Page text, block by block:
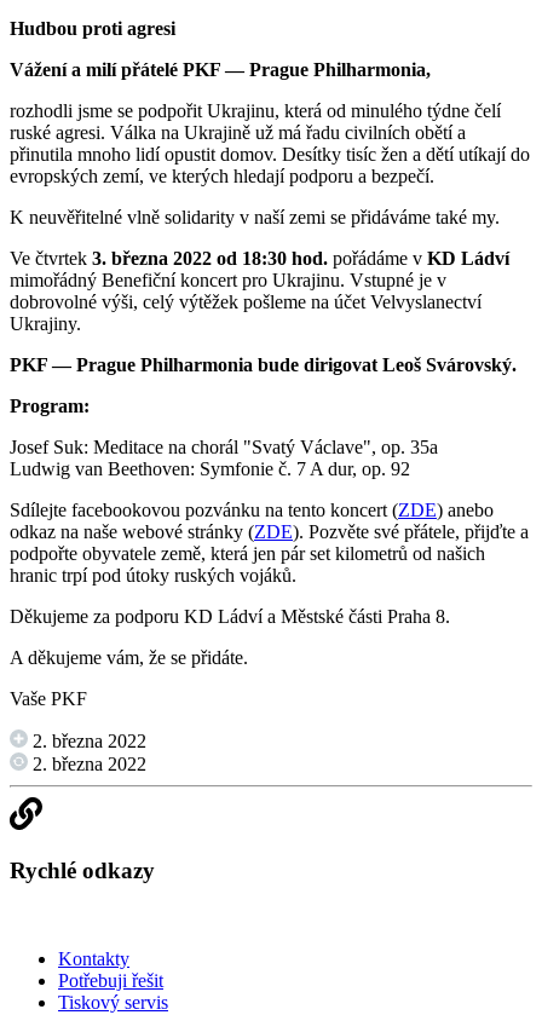
Hudbou proti agresi
Vážení a milí přátelé PKF — Prague Philharmonia,
rozhodli jsme se podpořit Ukrajinu, která od minulého týdne čelí
ruské agresi. Válka na Ukrajině už má řadu civilních obětí a
přinutila mnoho lidí opustit domov. Desítky tisíc žen a dětí utíkají do
evropských zemí, ve kterých hledají podporu a bezpečí.
K neuvěřitelné vlně solidarity v naší zemi se přidáváme také my.
Ve čtvrtek 3. března 2022 od 18:30 hod. pořádáme v KD Ládví
mimořádný Benefiční koncert pro Ukrajinu. Vstupné je v
dobrovolné výši, celý výtěžek pošleme na účet Velvyslanectví
Ukrajiny.
PKF — Prague Philharmonia bude dirigovat Leoš Svárovský.
Program:
Josef Suk: Meditace na chorál "Svatý Václave", op. 35a
Ludwig van Beethoven: Symfonie č. 7 A dur, op. 92
Sdílejte facebookovou pozvánku na tento koncert (ZDE) anebo
odkaz na naše webové stránky (ZDE). Pozvěte své přátele, přijďte a
podpořte obyvatele země, která jen pár set kilometrů od našich
hranic trpí pod útoky ruských vojáků.
Děkujeme za podporu KD Ládví a Městské části Praha 8.
A děkujeme vám, že se přidáte.
Vaše PKF
2. března 2022
2. března 2022
Rychlé odkazy
Kontakty
Potřebuji řešit
Tiskový servis